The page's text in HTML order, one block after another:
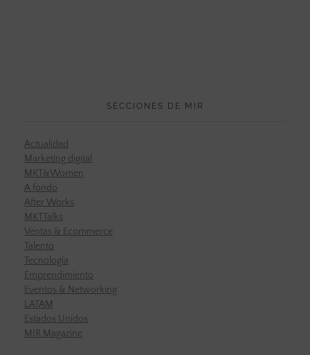
SECCIONES DE MIR
Actualidad
Marketing digital
MKT&Women
A fondo
After Works
MKTTalks
Ventas & Ecommerce
Talento
Tecnología
Emprendimiento
Eventos & Networking
LATAM
Estados Unidos
MIR Magazine